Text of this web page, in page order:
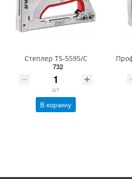
Степлер TS-5595/C
732
шт
В корзину